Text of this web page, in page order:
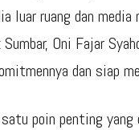
luar ruang dan
Oni Fajar
dan siap
poin penting yang